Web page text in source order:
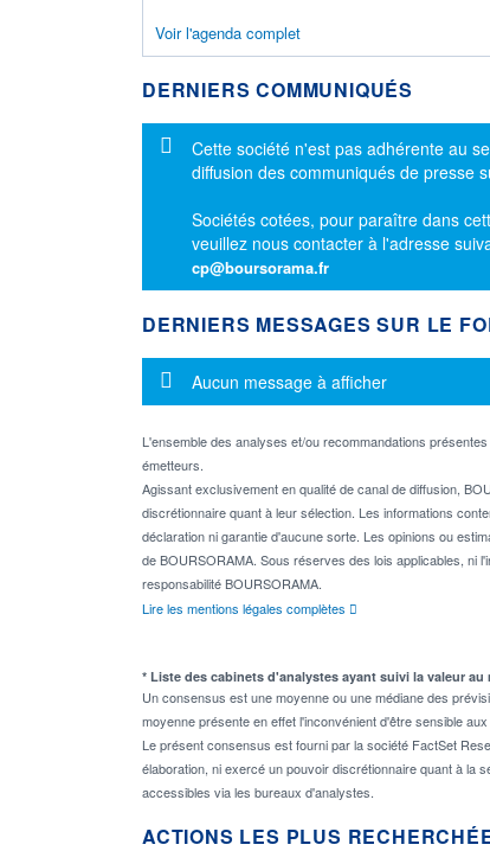
Voir l'agenda complet
DERNIERS COMMUNIQUÉS
Message d'information
Cette société n'est pas adhérente au
diffusion des communiqués de presse
Sociétés cotées, pour paraître dans
veuillez nous contacter à l'adresse
cp@boursorama.fr
DERNIERS MESSAGES SUR LE
Message d'information
Aucun message à afficher
L'ensemble des analyses et/ou recommandations
émetteurs.
Agissant exclusivement en qualité de canal de diffusion,
discrétionnaire quant à leur sélection. Les informations
déclaration ni garantie d'aucune sorte. Les opinions ou
de BOURSORAMA. Sous réserves des lois applicables, ni
responsabilité BOURSORAMA.
Lire les mentions légales complètes
* Liste des cabinets d'analystes ayant suivi la valeur
Un consensus est une moyenne ou une médiane des
moyenne présente en effet l'inconvénient d'être sensible
Le présent consensus est fourni par la société FactSet
élaboration, ni exercé un pouvoir discrétionnaire quant à la
accessibles via les bureaux d'analystes.
ACTIONS LES PLUS